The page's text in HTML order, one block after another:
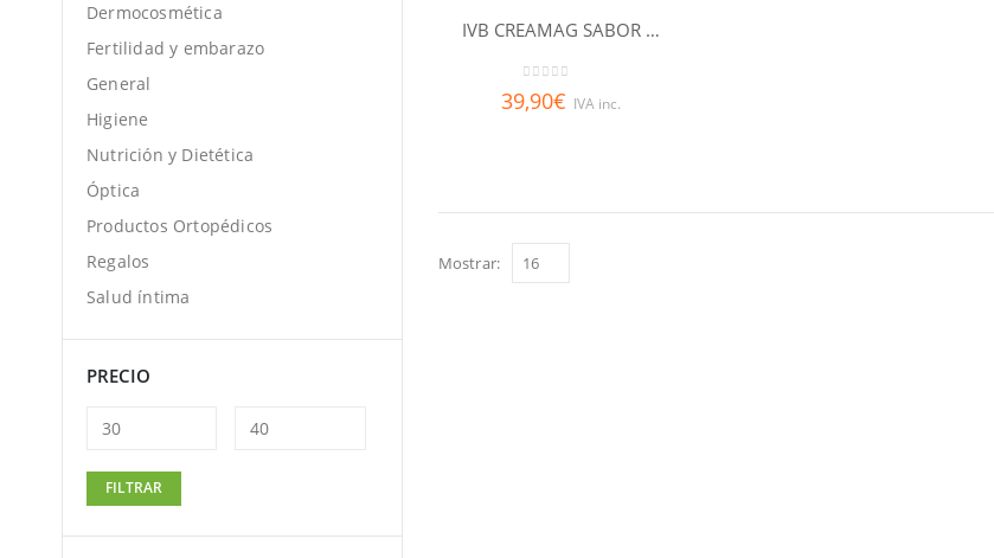
IVB CREAMAG SABOR NEUTRO
0 out of 5
39,90€ IVA inc.
Mostrar:
Dermocosmética
Fertilidad y embarazo
General
Higiene
Nutrición y Dietética
Óptica
Productos Ortopédicos
Regalos
Salud íntima
PRECIO
mínimo
máximo
FILTRAR